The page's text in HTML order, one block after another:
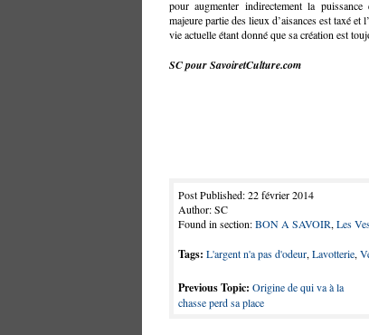
pour augmenter indirectement la
majeure partie des lieux d’aisances est taxé
vie actuelle étant donné que sa création est
SC pour SavoiretCulture.com
Post Published: 22 février 2014
Author: SC
Found in section:BON A SAVOIR, Les
Tags: L'argent n'a pas d'odeur, Lavotterie,
Previous Topic: Origine de qui va à la
chasse perd sa place